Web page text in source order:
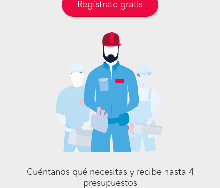
Regístrate gratis
Cuéntanos qué necesitas y recibe hasta 4
presupuestos